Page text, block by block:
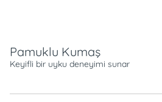
Pamuklu Kumaş
Keyifli bir uyku deneyimi sunar